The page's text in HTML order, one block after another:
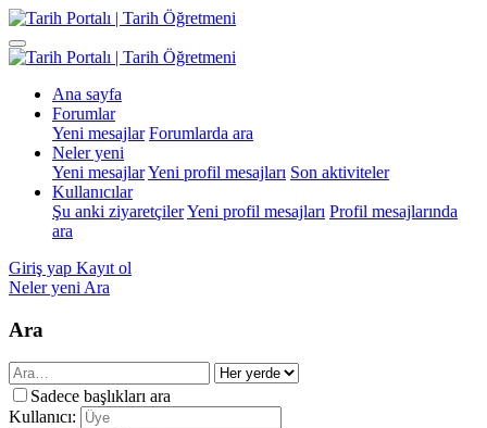
Ana sayfa
Forumlar
Yeni mesajlar Forumlarda ara
Neler yeni
Yeni mesajlarYeni profil mesajları Son aktiviteler
Kullanıcılar
Şu anki ziyaretçilerYeni profil mesajları Profil mesajlarında
ara
Giriş yap Kayıt ol
Neler yeni Ara
Ara
Sadece başlıkları ara
Kullanıcı: